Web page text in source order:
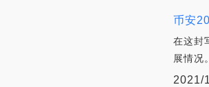
币安
在这封
展情况
2021/